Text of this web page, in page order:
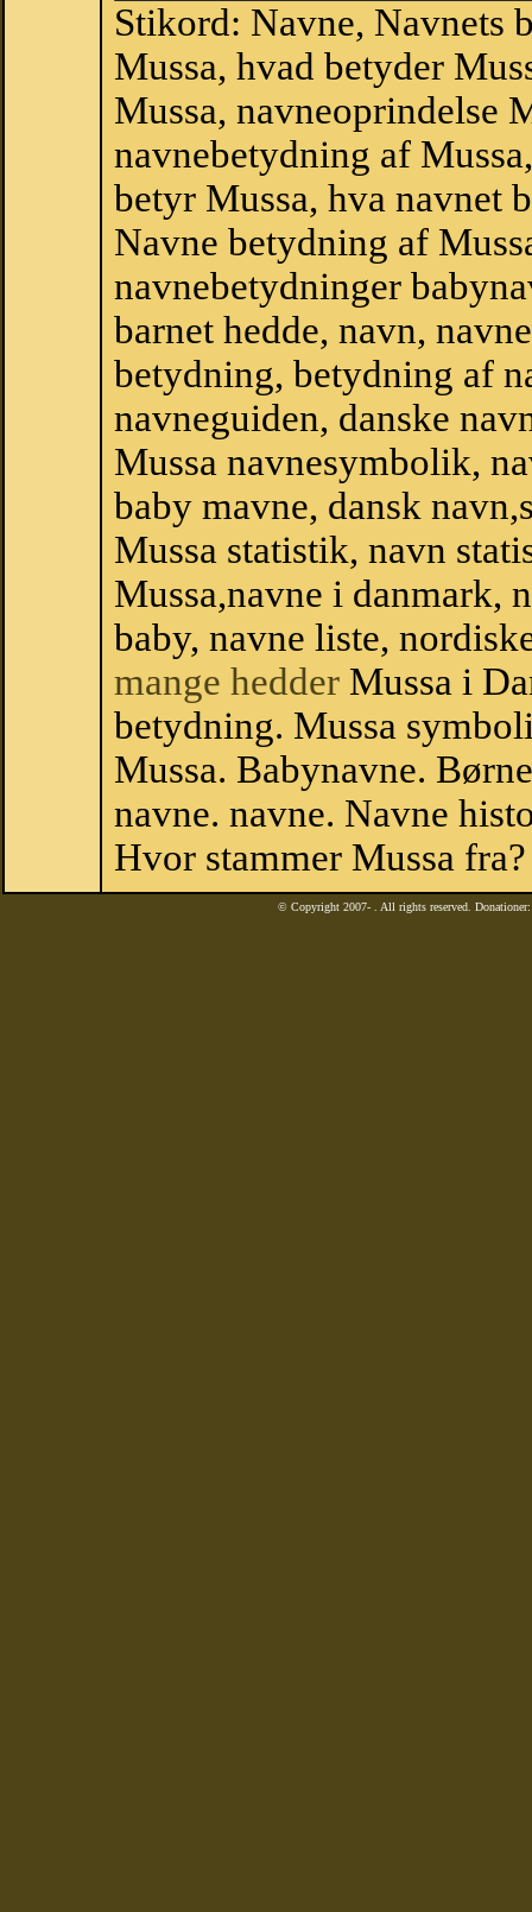
Stikord: Navne, Navnets
Mussa, hvad betyder
Mussa, navneoprindelse
navnebetydning af
betyr Mussa, hva navnet
Navne betydning af
navnebetydninger
barnet hedde, navn,
betydning, betydning af
navneguiden, danske
Mussa navnesymbolik,
baby mavne, dansk
Mussa statistik, navn
Mussa,navne i danmark,
baby, navne liste,
mange hedder Mussa i
betydning. Mussa
Mussa. Babynavne.
navne. navne. Navne
Hvor stammer Mussa fra?
© Copyright 2007- . All rights reserved.